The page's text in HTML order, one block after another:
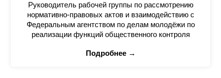
Руководитель рабочей группы по рассмотрению
нормативно-правовых актов и взаимодействию с
Федеральным агентством по делам молодёжи по
реализации функций общественного контроля
Подробнее →